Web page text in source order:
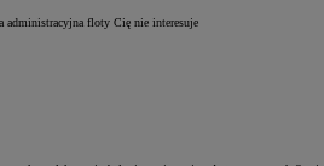
administracyjna floty Cię nie interesuje